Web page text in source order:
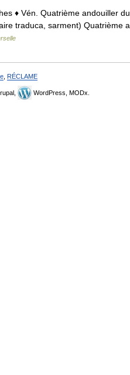
♦ Vén. Quatrième andouiller
traduca, sarment) Quatrième
RÉCLAME
WordPress, MODx.